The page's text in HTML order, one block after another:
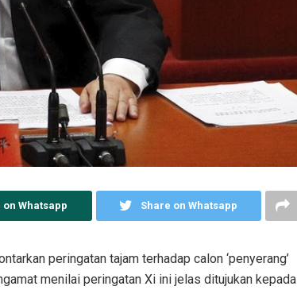
on Whatsapp Share on Whatsapp
peringatan tajam terhadap calon ‘penyerang’
menilai peringatan Xi ini jelas ditujukan kepada